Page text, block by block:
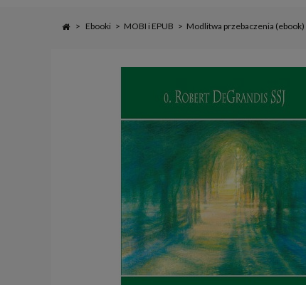
> Ebooki > MOBI i EPUB > Modlitwa przebaczenia (ebook)